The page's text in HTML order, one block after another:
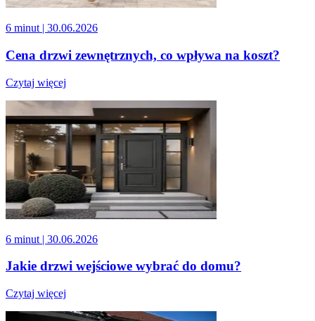
6 minut | 30.06.2026
Cena drzwi zewnętrznych, co wpływa na koszt?
Czytaj więcej
6 minut | 30.06.2026
Jakie drzwi wejściowe wybrać do domu?
Czytaj więcej